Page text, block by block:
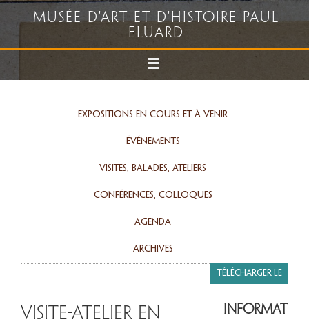
Musée d'art et d'histoire Paul
Eluard
Expositions en cours et à venir
événements
Visites, balades, ateliers
Conférences, colloques
Télécharger le
agenda
Archives
Visite-atelier en